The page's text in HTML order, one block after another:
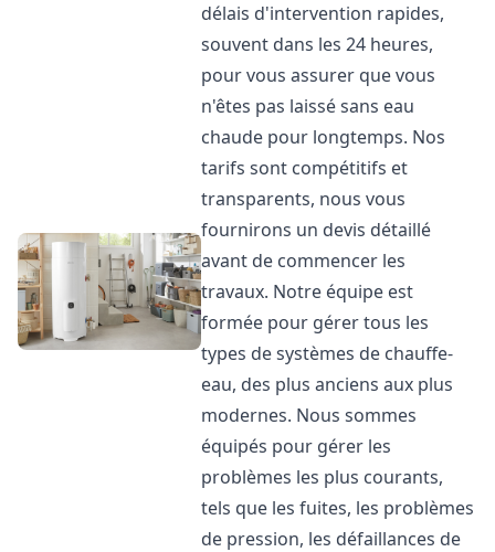
délais d'intervention rapides,
souvent dans les 24 heures,
pour vous assurer que vous
n'êtes pas laissé sans eau
chaude pour longtemps. Nos
tarifs sont compétitifs et
transparents, nous vous
fournirons un devis détaillé
avant de commencer les
travaux. Notre équipe est
formée pour gérer tous les
types de systèmes de chauffe-
eau, des plus anciens aux plus
modernes. Nous sommes
équipés pour gérer les
problèmes les plus courants,
tels que les fuites, les problèmes
de pression, les défaillances de